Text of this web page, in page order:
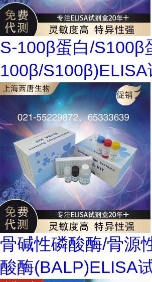
S-100β蛋白/S100β
100β/S100β)ELISA
骨碱性磷酸酶/骨源
酸酶(BALP)ELISA